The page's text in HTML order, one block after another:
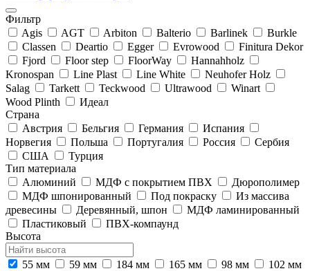
Фильтр
Agis
AGT Arbiton Balterio Barlinek
Burkle
Classen
Deartio Egger Evrowood
Finitura Dekor
Fjord
Floor step FloorWay
Hannahholz
Kronospan
Line Plast Line White
Neuhofer Holz
Salag
Tarkett Teckwood Ultrawood
Winart
Wood Plinth
Идеал
Страна
Австрия
Бельгия Германия
Испания
Норвегия
Польша Португалия Россия
Сербия
США
Турция
Тип материала
Алюминий
МДФ с покрытием ПВХ
Дюрополимер
МДФ шпонированный
Под покраску
Из массива
древесины
Деревянный, шпон
МДФ ламинированный
Пластиковый
ПВХ-компаунд
Высота
55 мм 59 мм 184 мм 165 мм 98 мм
102 мм